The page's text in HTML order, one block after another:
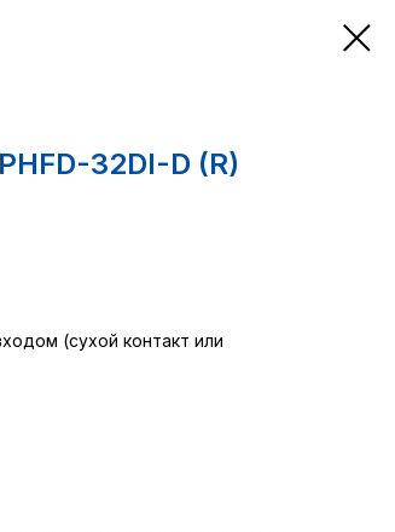
32DI-D (R)
(сухой контакт или